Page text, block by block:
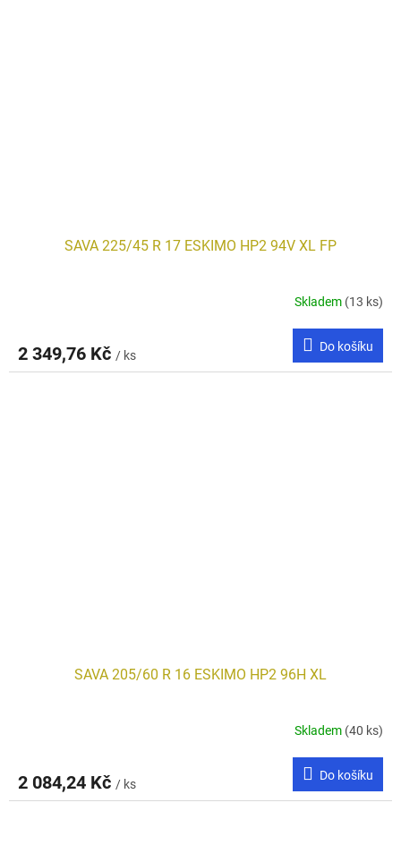
SAVA 225/45 R 17 ESKIMO HP2 94V XL FP
Skladem (13 ks)
2 349,76 Kč / ks
Do košíku
SAVA 205/60 R 16 ESKIMO HP2 96H XL
Skladem (40 ks)
2 084,24 Kč / ks
Do košíku